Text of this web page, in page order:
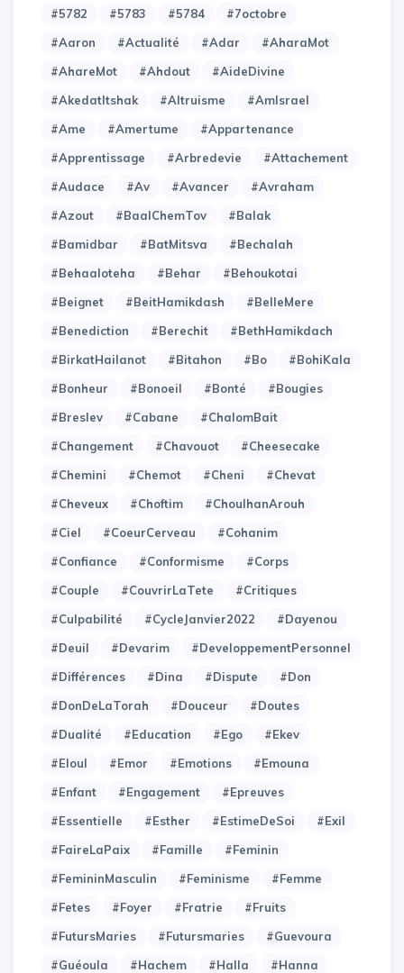
#5782 #5783 #5784
#7octobre
#Aaron
#Actualité #Adar
#AharaMot
#AhareMot
#Ahdout
#AideDivine
#AkedatItshak
#Altruisme
#AmIsrael
#Ame
#Amertume
#Appartenance
#Apprentissage
#Arbredevie
#Attachement
#Audace
#Av #Avancer
#Avraham
#Azout
#BaalChemTov
#Balak
#Bamidbar
#BatMitsva
#Bechalah
#Behaaloteha
#Behar
#Behoukotai
#Beignet
#BeitHamikdash
#BelleMere
#Benediction
#Berechit
#BethHamikdach
#BirkatHailanot
#Bitahon #Bo
#BohiKala
#Bonheur
#Bonoeil #Bonté
#Bougies
#Breslev
#Cabane
#ChalomBait
#Changement
#Chavouot
#Cheesecake
#Chemini
#Chemot #Cheni
#Chevat
#Cheveux
#Choftim
#ChoulhanArouh
#Ciel
#CoeurCerveau
#Cohanim
#Confiance
#Conformisme
#Corps
#Couple
#CouvrirLaTete
#Critiques
#Culpabilité
#CycleJanvier2022
#Dayenou
#Deuil
#Devarim
#DeveloppementPersonnel
#Différences
#Dina #Dispute
#Don
#DonDeLaTorah
#Douceur
#Doutes
#Dualité
#Education #Ego
#Ekev
#Eloul
#Emor #Emotions
#Emouna
#Enfant
#Engagement
#Epreuves
#Essentielle
#Esther #EstimeDeSoi
#Exil
#FaireLaPaix
#Famille
#Feminin
#FemininMasculin
#Feminisme
#Femme
#Fetes
#Foyer #Fratrie
#Fruits
#FutursMaries
#Futursmaries
#Guevoura
#Guéoula
#Hachem #Halla
#Hanna